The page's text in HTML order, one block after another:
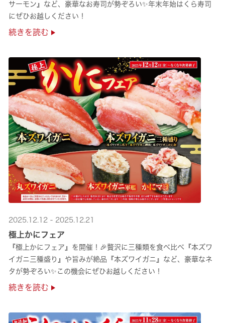
サーモン』など、豪華なお寿司が勢ぞろい✨年末年始はくら寿司
にぜひお越しください！
続きを読む
2025.12.12 - 2025.12.21
極上かにフェア
『極上かにフェア』を開催！🎉贅沢に三種類を食べ比べ『本ズワ
イガニ三種盛り』や旨みが絶品『本ズワイガニ』など、豪華なネ
タが勢ぞろい✨この機会にぜひお越しください！
続きを読む